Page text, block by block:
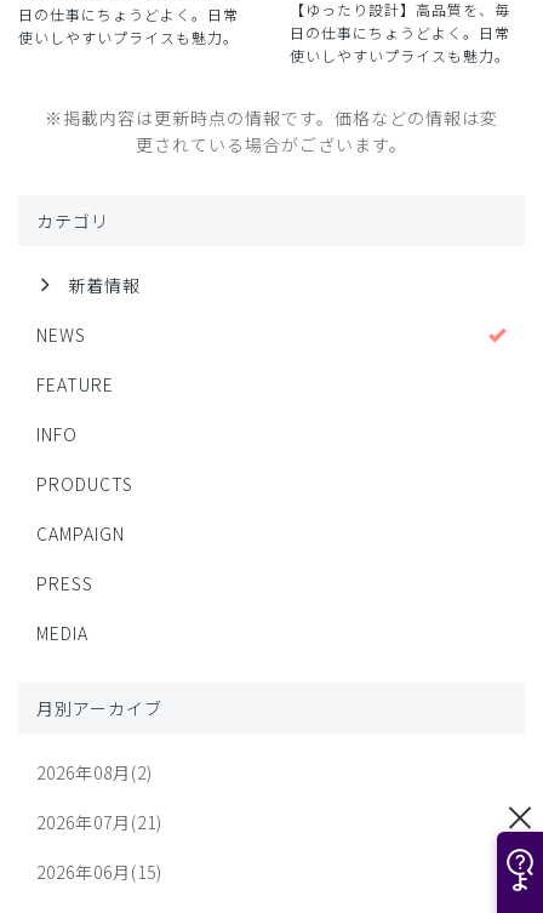
日の仕事にちょうどよく。日常
使いしやすいプライスも魅力。
【ゆったり設計】高品質を、毎
日の仕事にちょうどよく。日常
使いしやすいプライスも魅力。
※掲載内容は更新時点の情報です。価格などの情報は変
更されている場合がございます。
カテゴリ
新着情報
NEWS
FEATURE
INFO
PRODUCTS
CAMPAIGN
PRESS
MEDIA
月別アーカイブ
2026年08月(2)
2026年07月(21)
2026年06月(15)